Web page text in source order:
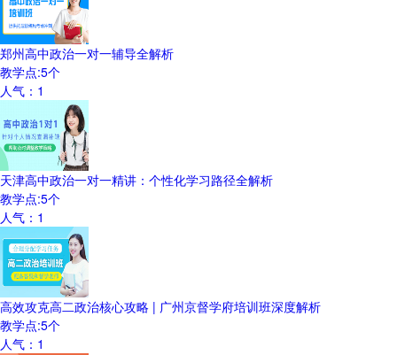
郑州高中政治一对一辅导全解析
教学点:5个
人气： 1
天津高中政治一对一精讲：个性化学习路径全解析
教学点:5个
人气： 1
高效攻克高二政治核心攻略 | 广州京督学府培训班深度解析
教学点:5个
人气： 1